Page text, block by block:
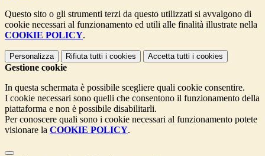
Questo sito o gli strumenti terzi da questo utilizzati si avvalgono di
cookie necessari al funzionamento ed utili alle finalità illustrate nella
COOKIE POLICY.
Personalizza Rifiuta tutti i cookies Accetta tutti i cookies
Gestione cookie
In questa schermata è possibile scegliere quali cookie consentire.
I cookie necessari sono quelli che consentono il funzionamento della
piattaforma e non è possibile disabilitarli.
Per conoscere quali sono i cookie necessari al funzionamento potete
visionare la COOKIE POLICY.